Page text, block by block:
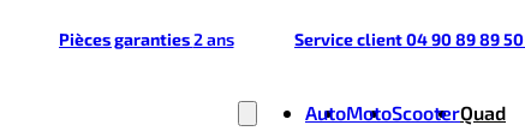
Pièces garanties2 ans Service client 04 90 89 89 50
AutoMotoScooterQuad